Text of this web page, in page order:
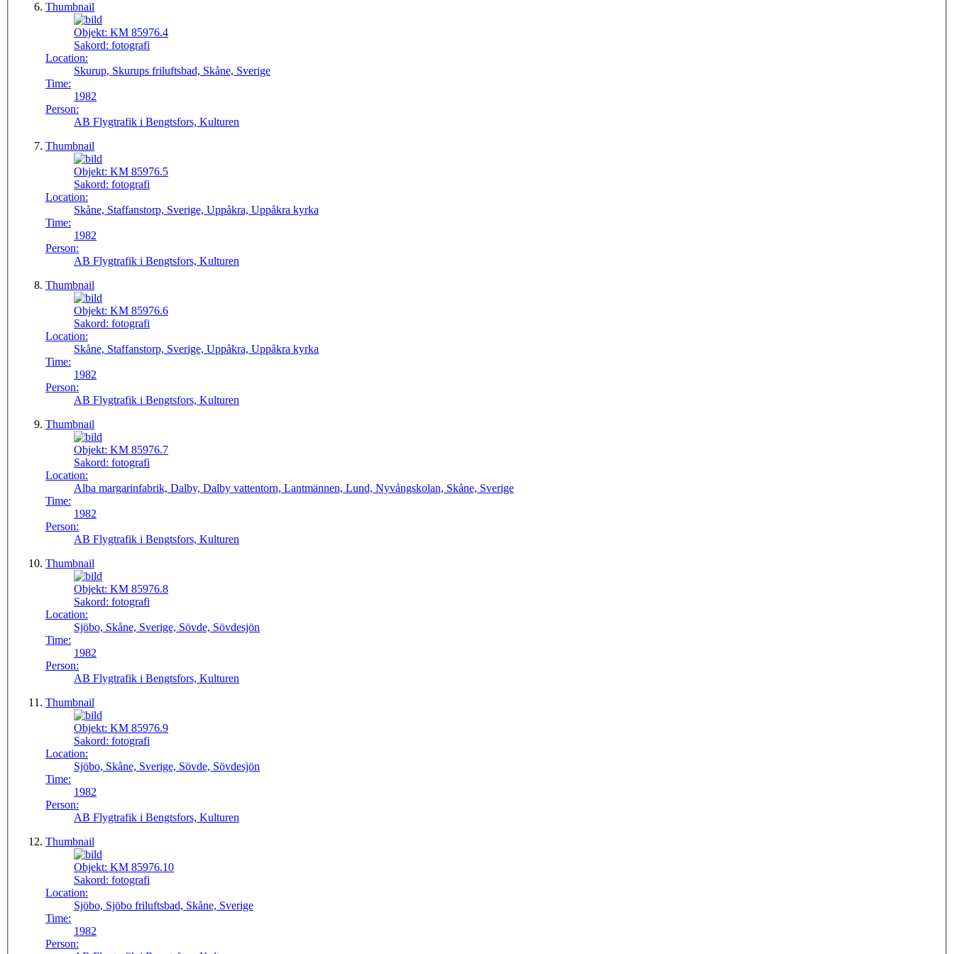
Thumbnail
Objekt: KM 85976.4
Sakord: fotografi
Location:
Skurup, Skurups friluftsbad, Skåne, Sverige
Time:
1982
Person:
AB Flygtrafik i Bengtsfors, Kulturen
Thumbnail
Objekt: KM 85976.5
Sakord: fotografi
Location:
Skåne, Staffanstorp, Sverige, Uppåkra, Uppåkra kyrka
Time:
1982
Person:
AB Flygtrafik i Bengtsfors, Kulturen
Thumbnail
Objekt: KM 85976.6
Sakord: fotografi
Location:
Skåne, Staffanstorp, Sverige, Uppåkra, Uppåkra kyrka
Time:
1982
Person:
AB Flygtrafik i Bengtsfors, Kulturen
Thumbnail
Objekt: KM 85976.7
Sakord: fotografi
Location:
Alba margarinfabrik, Dalby, Dalby vattentorn, Lantmännen, Lund, Nyvångskolan, Skåne, Sverige
Time:
1982
Person:
AB Flygtrafik i Bengtsfors, Kulturen
Thumbnail
Objekt: KM 85976.8
Sakord: fotografi
Location:
Sjöbo, Skåne, Sverige, Sövde, Sövdesjön
Time:
1982
Person:
AB Flygtrafik i Bengtsfors, Kulturen
Thumbnail
Objekt: KM 85976.9
Sakord: fotografi
Location:
Sjöbo, Skåne, Sverige, Sövde, Sövdesjön
Time:
1982
Person:
AB Flygtrafik i Bengtsfors, Kulturen
Thumbnail
Objekt: KM 85976.10
Sakord: fotografi
Location:
Sjöbo, Sjöbo friluftsbad, Skåne, Sverige
Time:
1982
Person: